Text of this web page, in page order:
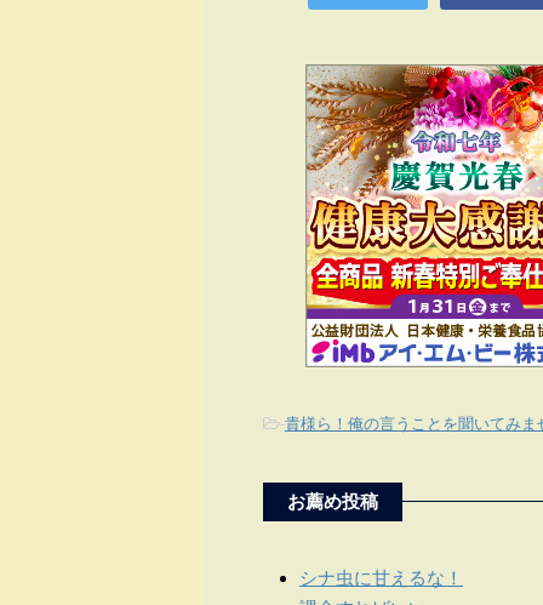
-貴様ら！俺の言うことを聞いてみま
お薦め投稿
シナ虫に甘えるな！